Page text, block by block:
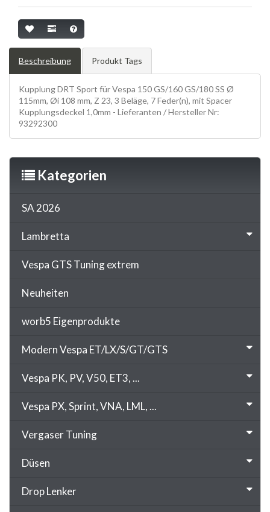
Beschreibung Produkt Tags
Kupplung DRT Sport für Vespa 150 GS/160 GS/180 SS Ø
115mm, Øi 108 mm, Z 23, 3 Beläge, 7 Feder(n), mit Spacer
Kupplungsdeckel 1,0mm - Lieferanten / Hersteller Nr:
93292300
Kategorien
SA 2026
Lambretta
Vespa GTS Tuning extrem
Neuheiten
worb5 Eigenprodukte
Modern Vespa ET/LX/S/GT/GTS
Vespa PK, PV, V50, ET3, ...
Vespa PX, Sprint, VNA, LML, ...
Vergaser Tuning
Düsen
Drop Lenker